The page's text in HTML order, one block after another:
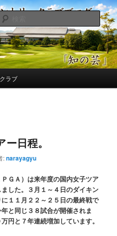
ークラブ総支配人
スの改修・更新作業、ゴルフに関する随
します。
検
索
ラブ
日程。
:narayagyu
ＧＡ）は来年度の国内女子ツア
した。３月１～４日のダイキン
１１月２２～２５日の最終戦で
と同じ３８試合が開催されま
円と７年連続増加しています。